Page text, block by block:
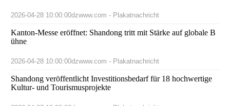
2026-04-28 10:00:00dzwww.com - Plakatnachricht
Kanton-Messe eröffnet: Shandong tritt mit Stärke auf globale B
ühne
2026-04-28 10:00:00dzwww.com - Plakatnachricht
Shandong veröffentlicht Investitionsbedarf für 18 hochwertige
Kultur- und Tourismusprojekte